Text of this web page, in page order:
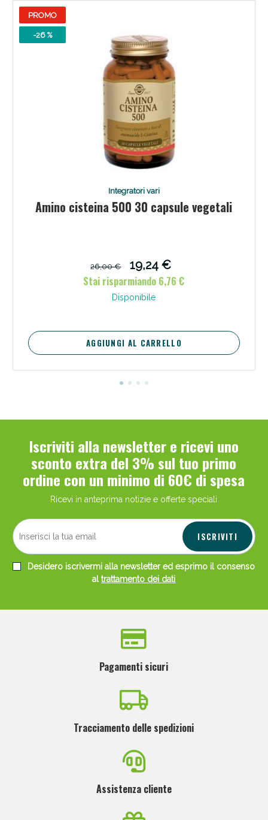
PROMO
-26 %
Integratori vari
Amino cisteina 500 30 capsule vegetali
26,00 €
19,24 €
Stai risparmiando 6,76 €
Disponibile
AGGIUNGI AL CARRELLO
Iscriviti alla newsletter e ricevi uno
sconto extra del 3% sul tuo primo
ordine con un minimo di 60€ di spesa
Ricevi in anteprima notizie e offerte speciali
ISCRIVITI
Desidero iscrivermi alla newsletter ed esprimo il consenso
altrattamento dei dati
Pagamenti sicuri
Tracciamento delle spedizioni
Assistenza cliente
Benessere Intestinale: Sconto fino al 55% valido
oggi!